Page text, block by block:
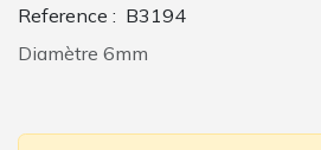
Reference : B3194
Diamètre 6mm